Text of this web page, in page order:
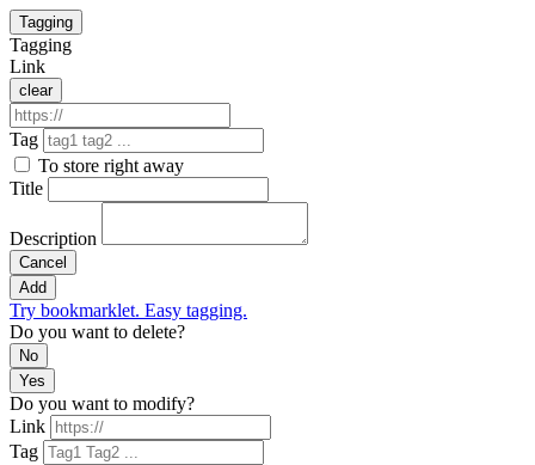
Tagging
Tagging
Link
clear
Tag
To store right away
Title
Description
Cancel
Add
Try bookmarklet. Easy tagging.
Do you want to delete?
No
Yes
Do you want to modify?
Link
Tag